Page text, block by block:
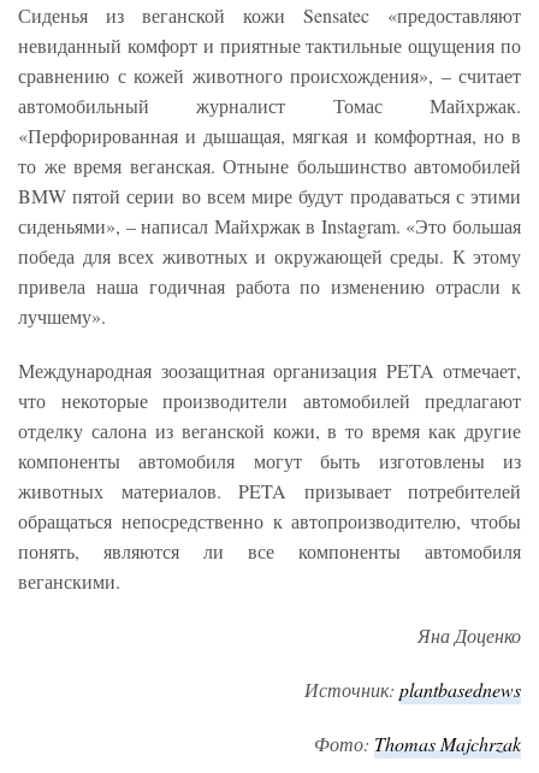
Сиденья из веганской кожи Sensatec «предоставляют
невиданный комфорт и приятные тактильные ощущения по
сравнению с кожей животного происхождения», – считает
автомобильный журналист Томас Майхржак.
«Перфорированная и дышащая, мягкая и комфортная, но в
то же время веганская. Отныне большинство автомобилей
BMW пятой серии во всем мире будут продаваться с этими
сиденьями», – написал Майхржак в Instagram. «Это большая
победа для всех животных и окружающей среды. К этому
привела наша годичная работа по изменению отрасли к
лучшему».
Международная зоозащитная организация PETA отмечает,
что некоторые производители автомобилей предлагают
отделку салона из веганской кожи, в то время как другие
компоненты автомобиля могут быть изготовлены из
животных материалов. PETA призывает потребителей
обращаться непосредственно к автопроизводителю, чтобы
понять, являются ли все компоненты автомобиля
веганскими.
Яна Доценко
Источник: plantbasednews
Фото: Thomas Majchrzak